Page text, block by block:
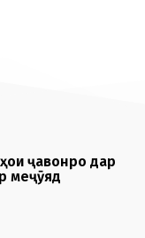
ҷавонро дар
меҷӯяд